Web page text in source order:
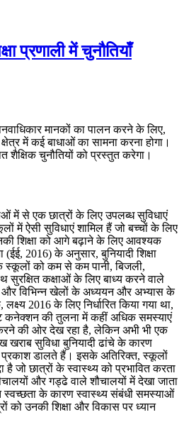
प्रणाली में चुनौतियाँ
मानकों का पालन करने के लिए,
में कई बाधाओं का सामना करना होगा।
चुनौतियों को प्रस्तुत करेगा।
में से एक छात्रों के लिए उपलब्ध सुविधाएं
में ऐसी सुविधाएं शामिल हैं जो बच्चों के लिए
शिक्षा को आगे बढ़ाने के लिए आवश्यक
2016) के अनुसार, बुनियादी शिक्षा
स्कूलों को कम से कम पानी, बिजली,
सुरक्षित कक्षाओं के लिए बाध्य करने वाले
और विभिन्न खेलों के अध्ययन और अभ्यास के
2016 के लिए निर्धारित किया गया था,
की तुलना में कहीं अधिक समस्याएं
करने की ओर देख रहा है, लेकिन अभी भी एक
सुविधा बुनियादी ढांचे के कारण
प्रकाश डालते हैं। इसके अतिरिक्त, स्कूलों
है जो छात्रों के स्वास्थ्य को प्रभावित करता
और गड्ढे वाले शौचालयों में देखा जाता
स्वच्छता के कारण स्वास्थ्य संबंधी समस्याओं
को उनकी शिक्षा और विकास पर ध्यान